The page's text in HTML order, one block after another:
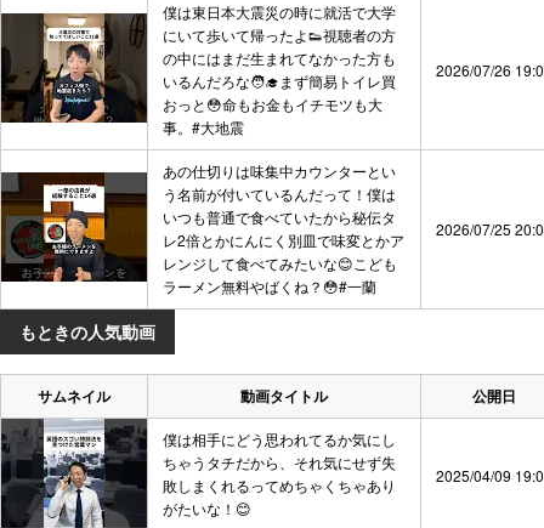
僕は東日本大震災の時に就活で大学
にいて歩いて帰ったよ👟視聴者の方
の中にはまだ生まれてなかった方も
いるんだろな🧑‍🎓まず簡易トイレ買
おっと😳命もお金もイチモツも大
事。#大地震
2026/07/26
あの仕切りは味集中カウンターとい
う名前が付いているんだって！僕は
いつも普通で食べていたから秘伝タ
レ2倍とかにんにく別皿で味変とかア
レンジして食べてみたいな😊こども
ラーメン無料やばくね？😳#一蘭
2026/07/25
もときの人気動画
サムネイル 動画タイトル 公開日
僕は相手にどう思われてるか気にし
ちゃうタチだから、それ気にせず失
敗しまくれるってめちゃくちゃあり
がたいな！😊
2025/04/09